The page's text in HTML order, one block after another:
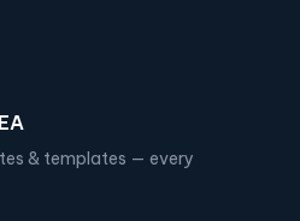
& templates — every